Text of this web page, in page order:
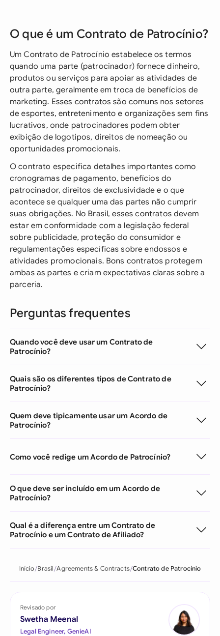
O que é um Contrato de Patrocínio?
Um Contrato de Patrocínio estabelece os termos
quando uma parte (patrocinador) fornece dinheiro,
produtos ou serviços para apoiar as atividades de
outra parte, geralmente em troca de benefícios de
marketing. Esses contratos são comuns nos setores
de esportes, entretenimento e organizações sem fins
lucrativos, onde patrocinadores podem obter
exibição de logotipos, direitos de nomeação ou
oportunidades promocionais.
O contrato especifica detalhes importantes como
cronogramas de pagamento, benefícios do
patrocinador, direitos de exclusividade e o que
acontece se qualquer uma das partes não cumprir
suas obrigações. No Brasil, esses contratos devem
estar em conformidade com a legislação federal
sobre publicidade, proteção do consumidor e
regulamentações específicas sobre endossos e
atividades promocionais. Bons contratos protegem
ambas as partes e criam expectativas claras sobre a
parceria.
Perguntas frequentes
Quando você deve usar um Contrato de
Patrocínio?
Quais são os diferentes tipos de Contrato de
Patrocínio?
Quem deve tipicamente usar um Acordo de
Patrocínio?
Como você redige um Acordo de Patrocínio?
O que deve ser incluído em um Acordo de
Patrocínio?
Qual é a diferença entre um Contrato de
Patrocínio e um Contrato de Afiliado?
Início Brasil Agreements & Contracts Contrato de Patrocínio
Revisado por
Swetha Meenal
Legal Engineer, GenieAI